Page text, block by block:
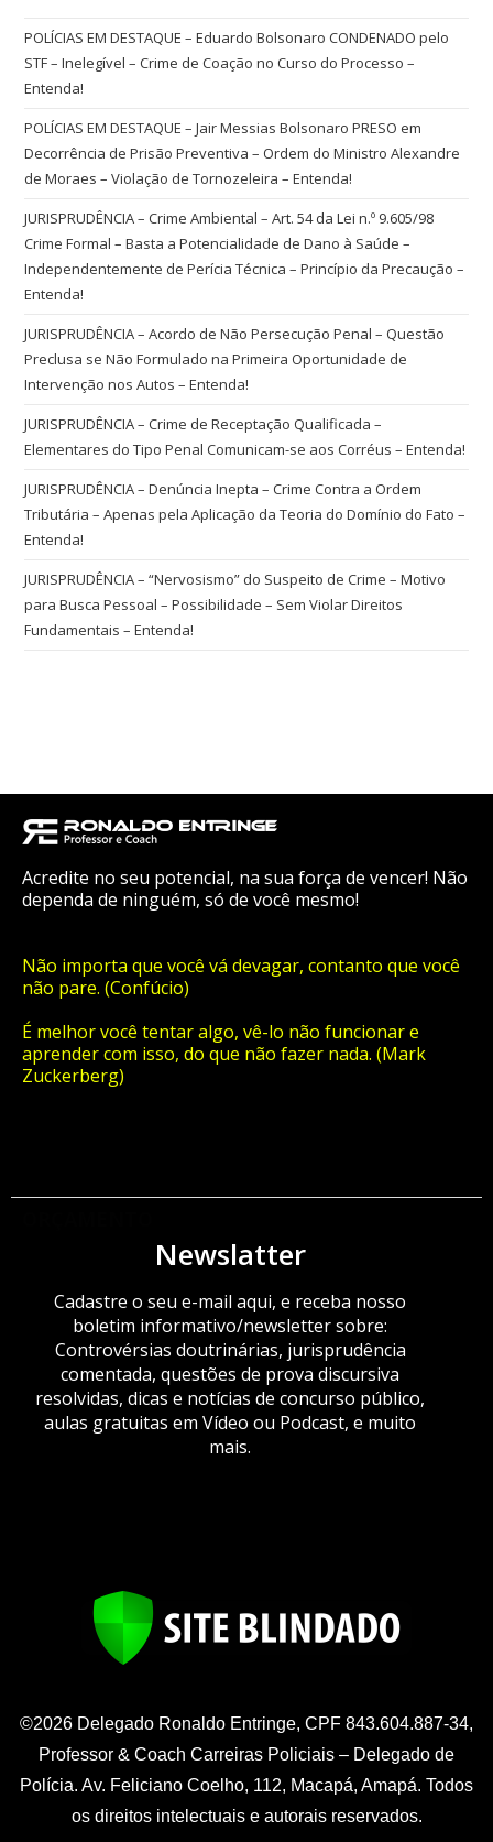
POLÍCIAS EM DESTAQUE – Eduardo Bolsonaro CONDENADO pelo
STF – Inelegível – Crime de Coação no Curso do Processo –
Entenda!
POLÍCIAS EM DESTAQUE – Jair Messias Bolsonaro PRESO em
Decorrência de Prisão Preventiva – Ordem do Ministro Alexandre
de Moraes – Violação de Tornozeleira – Entenda!
JURISPRUDÊNCIA – Crime Ambiental – Art. 54 da Lei n.º 9.605/98
Crime Formal – Basta a Potencialidade de Dano à Saúde –
Independentemente de Perícia Técnica – Princípio da Precaução –
Entenda!
JURISPRUDÊNCIA – Acordo de Não Persecução Penal – Questão
Preclusa se Não Formulado na Primeira Oportunidade de
Intervenção nos Autos – Entenda!
JURISPRUDÊNCIA – Crime de Receptação Qualificada –
Elementares do Tipo Penal Comunicam-se aos Corréus – Entenda!
JURISPRUDÊNCIA – Denúncia Inepta – Crime Contra a Ordem
Tributária – Apenas pela Aplicação da Teoria do Domínio do Fato –
Entenda!
JURISPRUDÊNCIA – “Nervosismo” do Suspeito de Crime – Motivo
para Busca Pessoal – Possibilidade – Sem Violar Direitos
Fundamentais – Entenda!
Acredite no seu potencial, na sua força de vencer! Não
dependa de ninguém, só de você mesmo!
Não importa que você vá devagar, contanto que você
não pare. (Confúcio)
É melhor você tentar algo, vê-lo não funcionar e
aprender com isso, do que não fazer nada. (Mark
Zuckerberg)
Newslatter
Cadastre o seu e-mail aqui, e receba nosso
boletim informativo/newsletter sobre:
Controvérsias doutrinárias, jurisprudência
comentada, questões de prova discursiva
resolvidas, dicas e notícias de concurso público,
aulas gratuitas em Vídeo ou Podcast, e muito
mais.
©2026 Delegado Ronaldo Entringe, CPF 843.604.887-34,
Professor & Coach Carreiras Policiais – Delegado de
Polícia. Av. Feliciano Coelho, 112, Macapá, Amapá. Todos
os direitos intelectuais e autorais reservados.